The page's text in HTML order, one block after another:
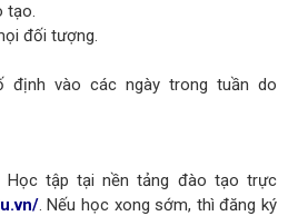
tạo.
đối tượng.
định vào các ngày trong tuần do
Học tập tại nền tảng đào tạo trực
. Nếu học xong sớm, thì đăng ký